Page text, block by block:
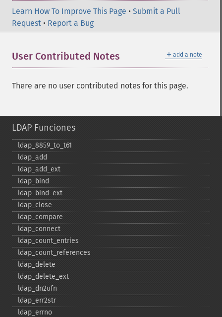
Learn How To Improve This Page • Submit a Pull
Request • Report a Bug
＋ add a note
User Contributed Notes
There are no user contributed notes for this page.
LDAP Funciones
ldap_​8859_​to_​t61
ldap_​add
ldap_​add_​ext
ldap_​bind
ldap_​bind_​ext
ldap_​close
ldap_​compare
ldap_​connect
ldap_​count_​entries
ldap_​count_​references
ldap_​delete
ldap_​delete_​ext
ldap_​dn2ufn
ldap_​err2str
ldap_​errno